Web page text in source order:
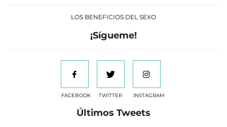
LOS BENEFICIOS DEL SEXO
¡Sígueme!
FACEBOOK TWITTER INSTAGRAM
Últimos Tweets